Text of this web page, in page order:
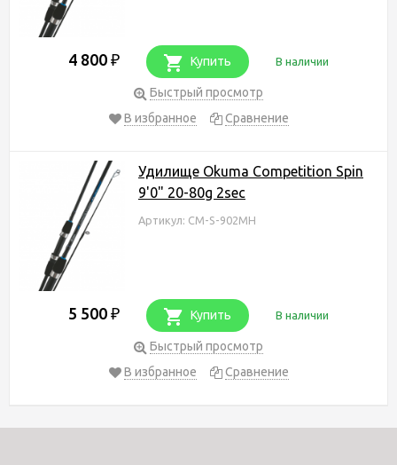
4 800 ₽ Купить В наличии
Быстрый просмотр
В избранное
Сравнение
Удилище Okuma Competition Spin
9'0" 20-80g 2sec
Артикул: CM-S-902MH
5 500 ₽ Купить В наличии
Быстрый просмотр
В избранное
Сравнение